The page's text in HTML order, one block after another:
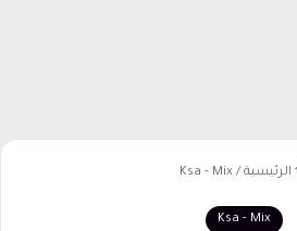
الرئيسية /
Ksa - Mix
Ksa - Mix